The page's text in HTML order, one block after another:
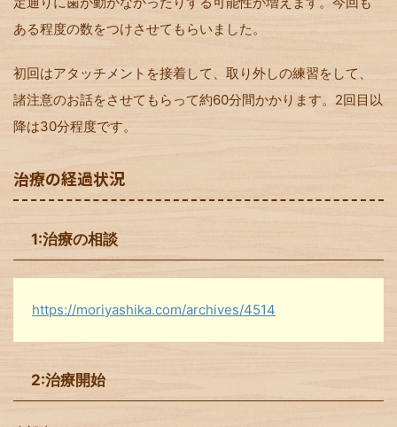
ある程度の数をつけさせてもらいました。
初回はアタッチメントを接着して、取り外しの練習をして、
諸注意のお話をさせてもらって約60分間かかります。2回目以
降は30分程度です。
治療の経過状況
1:治療の相談
https://moriyashika.com/archives/4514
2:治療開始